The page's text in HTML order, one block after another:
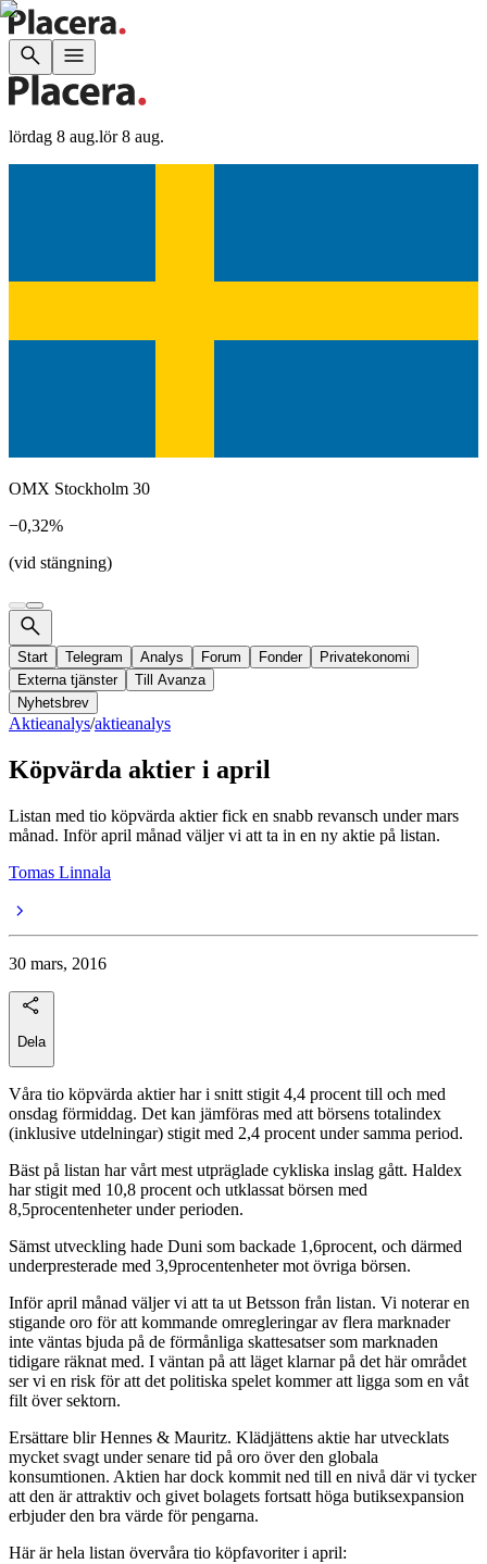
lördag 8 aug.lör 8 aug.
OMX Stockholm 30
−0,32%
(vid stängning)
Start Telegram Analys Forum Fonder
Privatekonomi
Externa tjänster
Till Avanza
Nyhetsbrev
Aktieanalys/aktieanalys
Köpvärda aktier i april
Listan med tio köpvärda aktier fick en snabb revansch under mars
månad. Inför april månad väljer vi att ta in en ny aktie på listan.
Tomas Linnala
30 mars, 2016
Dela
Våra tio köpvärda aktier har i snitt stigit 4,4 procent till och med
onsdag förmiddag. Det kan jämföras med att börsens totalindex
(inklusive utdelningar) stigit med 2,4 procent under samma period.
Bäst på listan har vårt mest utpräglade cykliska inslag gått. Haldex
har stigit med 10,8 procent och utklassat börsen med
8,5procentenheter under perioden.
Sämst utveckling hade Duni som backade 1,6procent, och därmed
underpresterade med 3,9procentenheter mot övriga börsen.
Inför april månad väljer vi att ta ut Betsson från listan. Vi noterar en
stigande oro för att kommande omregleringar av flera marknader
inte väntas bjuda på de förmånliga skattesatser som marknaden
tidigare räknat med. I väntan på att läget klarnar på det här området
ser vi en risk för att det politiska spelet kommer att ligga som en våt
filt över sektorn.
Ersättare blir Hennes & Mauritz. Klädjättens aktie har utvecklats
mycket svagt under senare tid på oro över den globala
konsumtionen. Aktien har dock kommit ned till en nivå där vi tycker
att den är attraktiv och givet bolagets fortsatt höga butiksexpansion
erbjuder den bra värde för pengarna.
Här är hela listan övervåra tio köpfavoriter i april: